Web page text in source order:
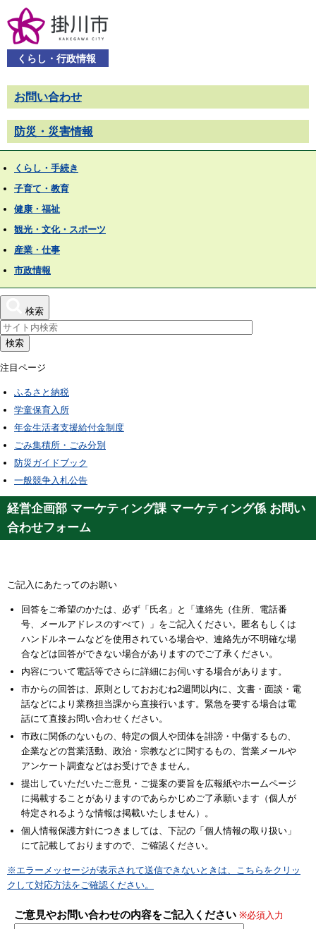
くらし・行政情報
お問い合わせ
防災・災害情報
くらし・手続き
子育て・教育
健康・福祉
観光・文化・スポーツ
産業・仕事
市政情報
検索
検索
注目ページ
ふるさと納税
学童保育入所
年金生活者支援給付金制度
ごみ集積所・ごみ分別
防災ガイドブック
一般競争入札公告
経営企画部 マーケティング課 マーケティング係 お問い
合わせフォーム
ご記入にあたってのお願い
回答をご希望のかたは、必ず「氏名」と「連絡先（住所、電話番
号、メールアドレスのすべて）」をご記入ください。匿名もしくは
ハンドルネームなどを使用されている場合や、連絡先が不明確な場
合などは回答ができない場合がありますのでご了承ください。
内容について電話等でさらに詳細にお伺いする場合があります。
市からの回答は、原則としておおむね2週間以内に、文書・面談・電
話などにより業務担当課から直接行います。緊急を要する場合は電
話にて直接お問い合わせください。
市政に関係のないもの、特定の個人や団体を誹謗・中傷するもの、
企業などの営業活動、政治・宗教などに関するもの、営業メールや
アンケート調査などはお受けできません。
提出していただいたご意見・ご提案の要旨を広報紙やホームページ
に掲載することがありますのであらかじめご了承願います（個人が
特定されるような情報は掲載いたしません）。
個人情報保護方針につきましては、下記の「個人情報の取り扱い」
にて記載しておりますので、ご確認ください。
※エラーメッセージが表示されて送信できないときは、こちらをクリッ
クして対応方法をご確認ください。
ご意見やお問い合わせの内容をご記入ください ※必須入力